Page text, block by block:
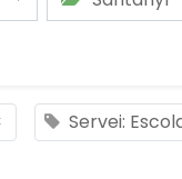
Servei: